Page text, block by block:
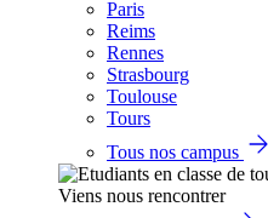
Paris
Reims
Rennes
Strasbourg
Toulouse
Tours
Tous nos campus
Viens nous rencontrer